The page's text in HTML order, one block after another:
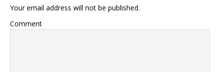
Your email address will not be published.
Comment